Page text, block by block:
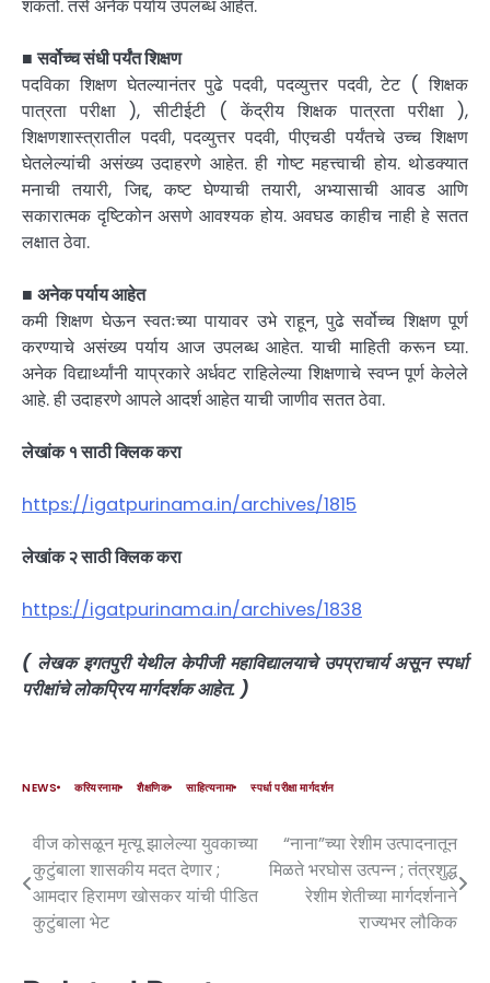
शकतो. तसे अनेक पर्याय उपलब्ध आहेत.
■सर्वोच्च संधी पर्यंत शिक्षण
पदविका शिक्षण घेतल्यानंतर पुढे पदवी, पदव्युत्तर पदवी, टेट ( शिक्षक
पात्रता परीक्षा ), सीटीईटी ( केंद्रीय शिक्षक पात्रता परीक्षा ),
शिक्षणशास्त्रातील पदवी, पदव्युत्तर पदवी, पीएचडी पर्यंतचे उच्च शिक्षण
घेतलेल्यांची असंख्य उदाहरणे आहेत. ही गोष्ट महत्त्वाची होय. थोडक्यात
मनाची तयारी, जिद्द, कष्ट घेण्याची तयारी, अभ्यासाची आवड आणि
सकारात्मक दृष्टिकोन असणे आवश्यक होय. अवघड काहीच नाही हे सतत
लक्षात ठेवा.
■ अनेक पर्याय आहेत
कमी शिक्षण घेऊन स्वतःच्या पायावर उभे राहून, पुढे सर्वोच्च शिक्षण पूर्ण
करण्याचे असंख्य पर्याय आज उपलब्ध आहेत. याची माहिती करून घ्या.
अनेक विद्यार्थ्यांनी याप्रकारे अर्धवट राहिलेल्या शिक्षणाचे स्वप्न पूर्ण केलेले
आहे. ही उदाहरणे आपले आदर्श आहेत याची जाणीव सतत ठेवा.
लेखांक १ साठी क्लिक करा
https://igatpurinama.in/archives/1815
लेखांक २ साठी क्लिक करा
https://igatpurinama.in/archives/1838
( लेखक इगतपुरी येथील केपीजी महाविद्यालयाचे उपप्राचार्य असून स्पर्धा
परीक्षांचे लोकप्रिय मार्गदर्शक आहेत. )
NEWS करियरनामा शैक्षणिक साहित्यनामा स्पर्धा परीक्षा मार्गदर्शन
वीज कोसळून मृत्यू झालेल्या युवकाच्या
कुटुंबाला शासकीय मदत देणार ;
आमदार हिरामण खोसकर यांची पीडित
कुटुंबाला भेट
“नाना”च्या रेशीम उत्पादनातून
मिळते भरघोस उत्पन्न ; तंत्रशुद्ध
रेशीम शेतीच्या मार्गदर्शनाने
राज्यभर लौकिक